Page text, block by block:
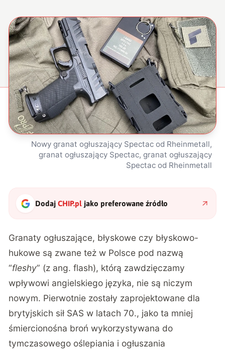
Nowy granat ogłuszający Spectac od Rheinmetall,
granat ogłuszający Spectac, granat ogłuszający
Spectac od Rheinmetall
DodajCHIP.pl jako preferowane źródło
Granaty ogłuszające, błyskowe czy błyskowo-
hukowe są zwane też w Polsce pod nazwą
“fleshy” (z ang. flash), którą zawdzięczamy
wpływowi angielskiego języka, nie są niczym
nowym. Pierwotnie zostały zaprojektowane dla
brytyjskich sił SAS w latach 70., jako ta mniej
śmiercionośna broń wykorzystywana do
tymczasowego oślepiania i ogłuszania